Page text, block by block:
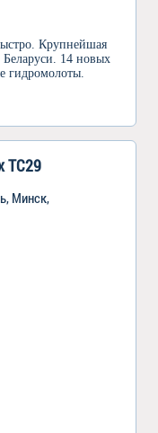
Крупнейшая
14 новых
гидромолоты.
TC29
Минск,